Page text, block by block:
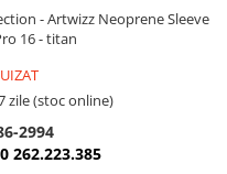
- Artwizz Neoprene Sleeve
16 - titan
zile (stoc online)
2994
262.223.385